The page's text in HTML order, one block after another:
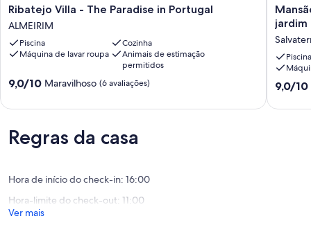
Ribatejo
Villa
-
The
Paradise
Portugal
Ribatejo Villa - The Paradise in Portugal
ALMEIRIM
Piscina
Cozinha
Máquina de lavar roupa
Animais de estimação
permitidos
Pontuação
9.0
um
máximo
Maravilhoso,
(6
avaliações)
9,0/10 Maravilhoso (6 avaliações)
Mansão
de
estilo
privada,
com
jardim
área
jardim
Piscina
9.0
9,0/10
Regras da casa
Hora de início do check-in: 16:00
Hora-limite do check-out: 11:00
Ver mais